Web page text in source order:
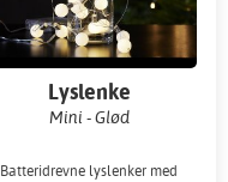
Lyslenke
Mini - Glød
Batteridrevne lyslenker med